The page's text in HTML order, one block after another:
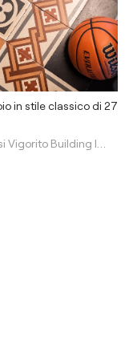
in stile classico di 27